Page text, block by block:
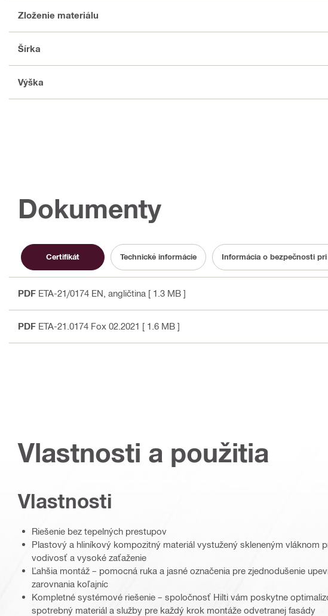
Zloženie materiálu
Šírka
Výška
Dokumenty
Certifikát Technické informácie Informácia o bezpečnosti
PDF ETA-21/0174 EN , angličtina [ 1.3 MB ]
PDF ETA-21.0174 Fox 02.2021 [ 1.6 MB ]
Vlastnosti a použitia
Vlastnosti
Riešenie bez tepelných prestupov
Plastový a hliníkový kompozitný materiál vystužený skleneným vláknom
vodivosť a vysoké zaťaženie
Ľahšia montáž – pomocná ruka a jasné označenia pre zjednodušenie
zarovnania koľajníc
Kompletné systémové riešenie – spoločnosť Hilti vám poskytne
spotrebný materiál a služby pre každý krok montáže odvetranej fasády